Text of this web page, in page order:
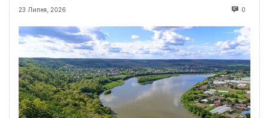
23 Липня, 2026 0